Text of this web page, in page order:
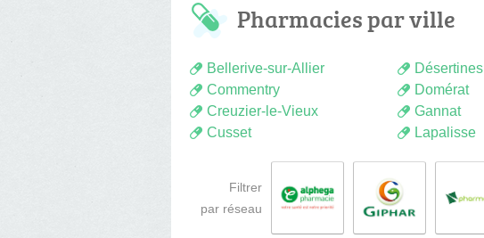
Pharmacies par ville
Bellerive-sur-Allier
Commentry
Creuzier-le-Vieux
Cusset
Désertines
Domérat
Gannat
Lapalisse
Filtrer
par réseau